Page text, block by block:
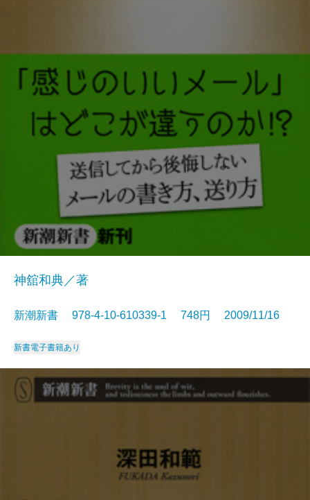
神舘和典／著
新潮新書 978-4-10-610339-1 748円 2009/11/16
新書電子書籍あり